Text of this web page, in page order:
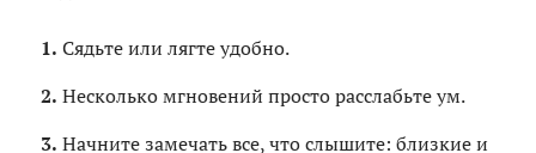
Сядьте или лягте удобно.
Несколько мгновений просто расслабьте ум.
Начните замечать все, что слышите: близкие и